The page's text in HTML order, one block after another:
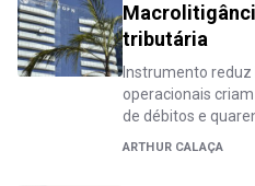
tributária
Instrumento
operacionais
de débitos e
ARTHUR CALAÇA